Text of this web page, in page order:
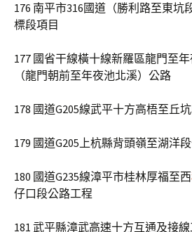
176 南平市316國道（勝利路至東坑
標段項目
177 國省干線橫十線新羅區龍門至
（龍門朝前至年夜池北溪）公路
178 國道G205線武平十方高梧至丘
179 國道G205上杭縣背頭嶺至湖洋
180 國道G235線漳平市桂林厚福至西
仔口段公路工程
181 武平縣漳武高速十方互通及接